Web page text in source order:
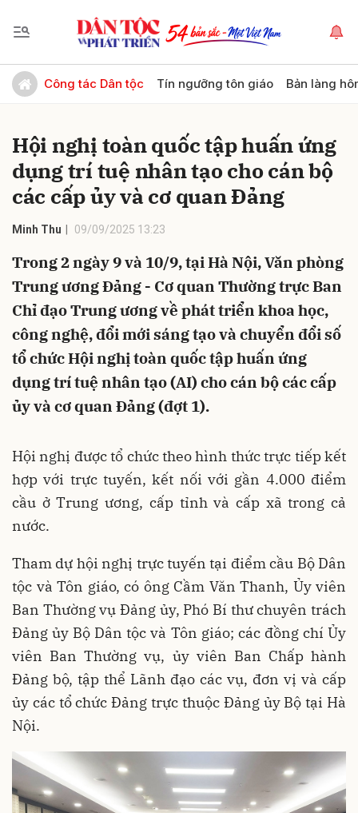
Công tác Dân tộc Tín ngưỡng tôn giáo Bản làng
Hội nghị toàn quốc tập huấn ứng
dụng trí tuệ nhân tạo cho cán bộ
các cấp ủy và cơ quan Đảng
Minh Thu 09/09/2025 13:23
Trong 2 ngày 9 và 10/9, tại Hà Nội, Văn phòng
Trung ương Đảng - Cơ quan Thường trực Ban
Chỉ đạo Trung ương về phát triển khoa học,
công nghệ, đổi mới sáng tạo và chuyển đổi số
tổ chức Hội nghị toàn quốc tập huấn ứng
dụng trí tuệ nhân tạo (AI) cho cán bộ các cấp
ủy và cơ quan Đảng (đợt 1).
Hội nghị được tổ chức theo hình thức trực tiếp kết
hợp với trực tuyến, kết nối với gần 4.000 điểm
cầu ở Trung ương, cấp tỉnh và cấp xã trong cả
nước.
Tham dự hội nghị trực tuyến tại điểm cầu Bộ Dân
tộc và Tôn giáo, có ông Cầm Văn Thanh, Ủy viên
Ban Thường vụ Đảng ủy, Phó Bí thư chuyên trách
Đảng ủy Bộ Dân tộc và Tôn giáo; các đồng chí Ủy
viên Ban Thường vụ, ủy viên Ban Chấp hành
Đảng bộ, tập thể Lãnh đạo các vụ, đơn vị và cấp
ủy các tổ chức Đảng trực thuộc Đảng ủy Bộ tại Hà
Nội.
Gửi bình luận